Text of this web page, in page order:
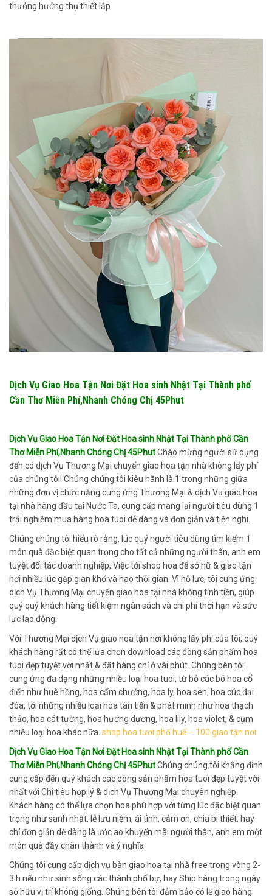
thưởng hưởng thụ thiết lập
Dịch Vụ Giao Hoa Tận Nơi Đặt Hoa sinh Nhật Tại Thành phố
Cần Thơ Miễn Phí,Nhanh Chóng Chị 45Phut
Dịch Vụ Giao Hoa Tận Nơi Đặt Hoa sinh Nhật Tại Thành phố Cần
Thơ Miễn Phí,Nhanh Chóng Chị 45PhutChào mừng người sử dụng
đến có dịch Vụ Thương Mại chuyển giao hoa tận nhà không lấy phí
của chúng tôi! Chúng chúng tôi kiêu hãnh là 1 trong những giữa
những đơn vị chức năng cung ứng Thương Mại & dịch Vụ giao hoa
tại nhà hàng đầu tại Nước Ta, cung cấp mang lại người tiêu dùng 1
trải nghiệm mua hàng hoa tuoi dễ dàng và đơn giản và tiện nghi.
Chúng chúng tôi hiểu rõ rằng, lúc quý người tiêu dùng tìm kiếm 1
món quà đặc biệt quan trọng cho tất cả những người thân, anh em
tuyệt đối tác doanh nghiệp, Việc tới shop hoa để sở hữ & giao tận
nơi nhiều lúc gặp gian khổ và hao thời gian. Vì nỗ lực, tôi cung ứng
dịch Vụ Thương Mại chuyển giao hoa tại nhà không tính tiền, giúp
quý quý khách hàng tiết kiệm ngân sách và chi phí thời hạn và sức
lực lao động.
Với Thương Mại dịch Vụ giao hoa tận nơi không lấy phí của tôi, quý
khách hàng rất có thể lựa chọn download các dòng sản phẩm hoa
tuoi đẹp tuyệt vời nhất & đặt hàng chỉ ở vài phút. Chúng bên tôi
cung ứng đa dạng những nhiều loại hoa tuoi, từ bỏ các bó hoa cổ
điển như huê hồng, hoa cẩm chướng, hoa ly, hoa sen, hoa cúc đại
đóa, tới những nhiều loại hoa tân tiến & phát minh như hoa thạch
thảo, hoa cát tường, hoa hướng dương, hoa lily, hoa violet, & cụm
nhiều loại hoa khác nữa. shop hoa tươi phố huế – 100 giao tận nơi
Dịch Vụ Giao Hoa Tận Nơi Đặt Hoa sinh Nhật Tại Thành phố Cần
Thơ Miễn Phí,Nhanh Chóng Chị 45PhutChúng chúng tôi khẳng định
cung cấp đến quý khách các dòng sản phẩm hoa tuoi đẹp tuyệt vời
nhất với Chi tiêu hợp lý & dịch Vụ Thương Mại chuyên nghiệp.
Khách hàng có thể lựa chọn hoa phù hợp với từng lúc đặc biệt quan
trọng như sanh nhật, lễ lưu niệm, ái tình, cảm ơn, chia bi thiết, hay
chỉ đơn giản dễ dàng là ước ao khuyến mãi người thân, anh em một
món quà đầy chân thành và ý nghĩa.
Chúng tôi cung cấp dịch vụ bàn giao hoa tại nhà free trong vòng 2-
3 h nếu như sinh sống các thành phố bự, hay Ship hàng trong ngày
sở hữu vị trí không giống. Chúng bên tôi đảm bảo có lẽ giao hàng